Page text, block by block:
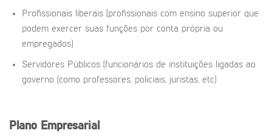
Profissionais liberais (profissionais com ensino superior que
podem exercer suas funções por conta própria ou
empregados)
Servidores Públicos (funcionários de instituições ligadas ao
governo (como professores, policiais, juristas, etc)
Plano Empresarial